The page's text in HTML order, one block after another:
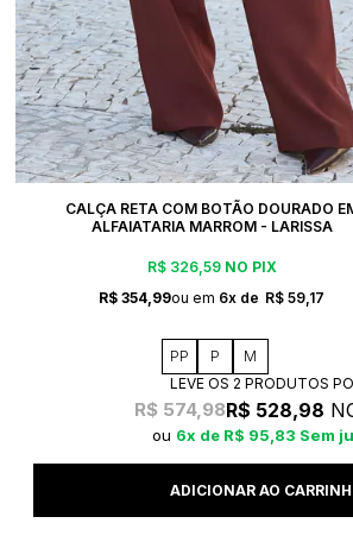
CALÇA RETA COM BOTÃO DOURADO
ALFAIATARIA MARROM - LARISSA
R$ 326,59NO PIX
R$ 354,99
6x R$ 59,17
PP P M
LEVE OS 2 PRODUTOS
R$ 574,98R$ 528,98
6x R$ 95,83 Sem